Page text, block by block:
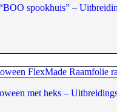
spookhuis” –
met heks –